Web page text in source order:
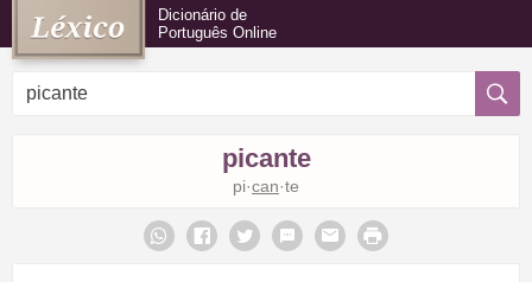
Dicionário de
Português Online
picante
pi·can·te